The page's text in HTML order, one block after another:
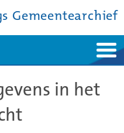
Gemeentearchief
in het